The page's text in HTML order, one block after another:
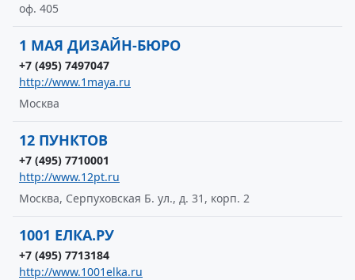
оф. 405
1 МАЯ ДИЗАЙН-БЮРО
+7 (495) 7497047
http://www.1maya.ru
Москва
12 ПУНКТОВ
+7 (495) 7710001
http://www.12pt.ru
Москва, Серпуховская Б. ул., д. 31, корп. 2
1001 ЕЛКА.РУ
+7 (495) 7713184
http://www.1001elka.ru